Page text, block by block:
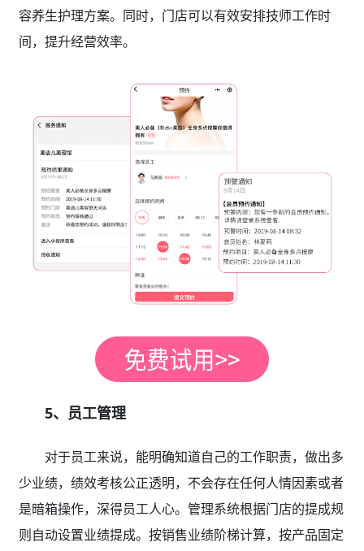
容养生护理方案。同时，门店可以有效安排技师工作时
间，提升经营效率。
5、员工管理
对于员工来说，能明确知道自己的工作职责，做出多
少业绩，绩效考核公正透明，不会存在任何人情因素或者
是暗箱操作，深得员工人心。管理系统根据门店的提成规
则自动设置业绩提成。按销售业绩阶梯计算，按产品固定